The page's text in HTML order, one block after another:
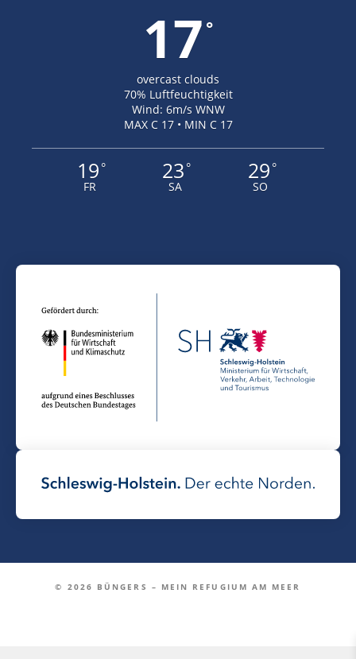
17 °
overcast clouds
70% Luftfeuchtigkeit
Wind: 6m/s WNW
MAX C 17 • MIN C 17
19 °
FR
23 °
SA
29 °
SO
© 2026 BÜNGERS – MEIN REFUGIUM AM MEER